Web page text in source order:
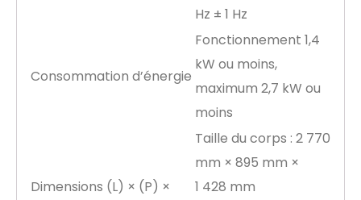
Hz ± 1 Hz
Consommation d’énergie
Fonctionnement 1,4
kW ou moins,
maximum 2,7 kW ou
moins
Dimensions (L) × (P) ×
Taille du corps : 2 770
mm × 895 mm ×
1 428 mm